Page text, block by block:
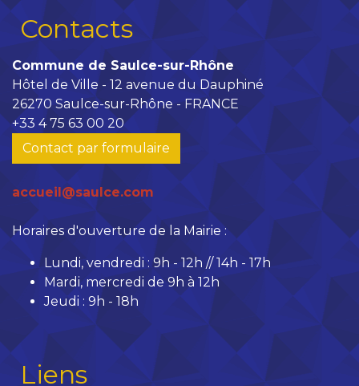
Contacts
Commune de Saulce-sur-Rhône
Hôtel de Ville - 12 avenue du Dauphiné
26270 Saulce-sur-Rhône - FRANCE
+33 4 75 63 00 20
Contact par formulaire
accueil@saulce.com
Horaires d'ouverture de la Mairie :
Lundi, vendredi : 9h - 12h // 14h - 17h
Mardi, mercredi de 9h à 12h
Jeudi : 9h - 18h
Liens